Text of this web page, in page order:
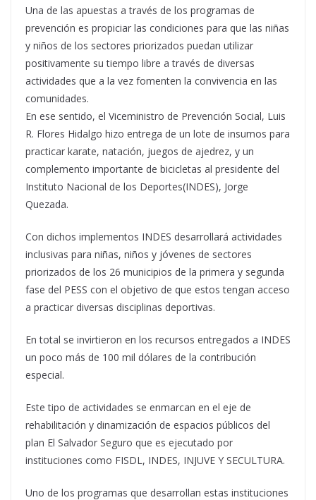
Una de las apuestas a través de los programas de
prevención es propiciar las condiciones para que las niñas
y niños de los sectores priorizados puedan utilizar
positivamente su tiempo libre a través de diversas
actividades que a la vez fomenten la convivencia en las
comunidades.
En ese sentido, el Viceministro de Prevención Social, Luis
R. Flores Hidalgo hizo entrega de un lote de insumos para
practicar karate, natación, juegos de ajedrez, y un
complemento importante de bicicletas al presidente del
Instituto Nacional de los Deportes(INDES), Jorge
Quezada.
Con dichos implementos INDES desarrollará actividades
inclusivas para niñas, niños y jóvenes de sectores
priorizados de los 26 municipios de la primera y segunda
fase del PESS con el objetivo de que estos tengan acceso
a practicar diversas disciplinas deportivas.
En total se invirtieron en los recursos entregados a INDES
un poco más de 100 mil dólares de la contribución
especial.
Este tipo de actividades se enmarcan en el eje de
rehabilitación y dinamización de espacios públicos del
plan El Salvador Seguro que es ejecutado por
instituciones como FISDL, INDES, INJUVE Y SECULTURA.
Uno de los programas que desarrollan estas instituciones